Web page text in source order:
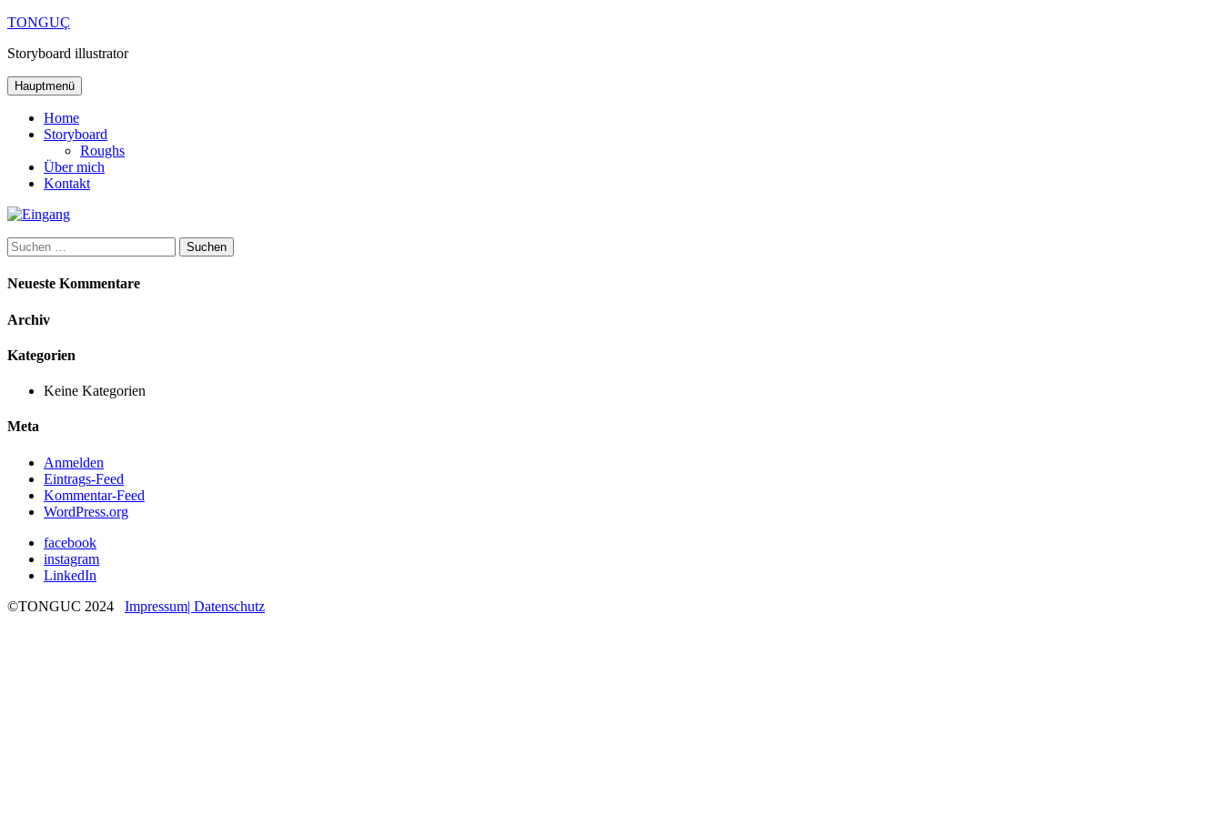
Zum
springen
TONGUÇ
Storyboard illustrator
Hauptmenü
Home
Storyboard
Roughs
Über mich
Kontakt
Suchen
nach:
Neueste Kommentare
Archiv
Kategorien
Keine Kategorien
Meta
Anmelden
Eintrags-Feed
Kommentar-Feed
WordPress.org
facebook
instagram
LinkedIn
©TONGUC 2024 Impressum| Datenschutz